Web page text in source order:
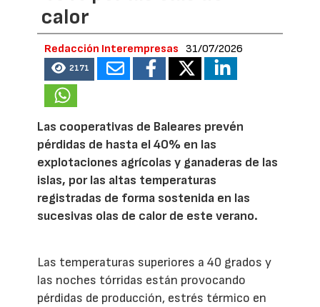
calor
Redacción Interempresas 31/07/2026
2171
Las cooperativas de Baleares prevén
pérdidas de hasta el 40% en las
explotaciones agrícolas y ganaderas de las
islas, por las altas temperaturas
registradas de forma sostenida en las
sucesivas olas de calor de este verano.
Las temperaturas superiores a 40 grados y
las noches tórridas están provocando
pérdidas de producción, estrés térmico en